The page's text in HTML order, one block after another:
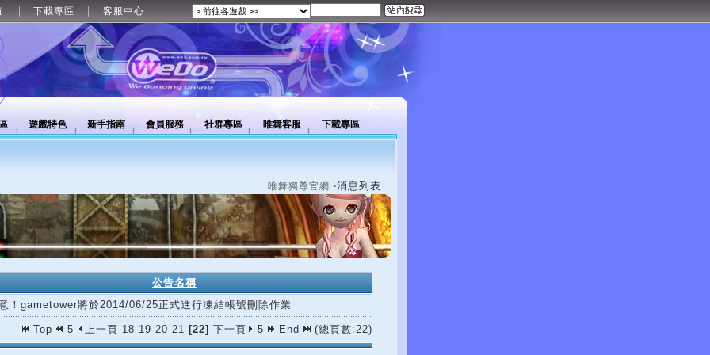
下載專區 客服中心
遊戲特色 新手指南 會員服務 社群專區 唯舞客服 下載專區
唯舞獨尊官網 ‧消息列表
公告名稱
！gametower將於2014/06/25正式進行凍結帳號刪除作業
Top 5 上一頁 18 19 20 21 [22] 下一頁 5 End (總頁數:22)